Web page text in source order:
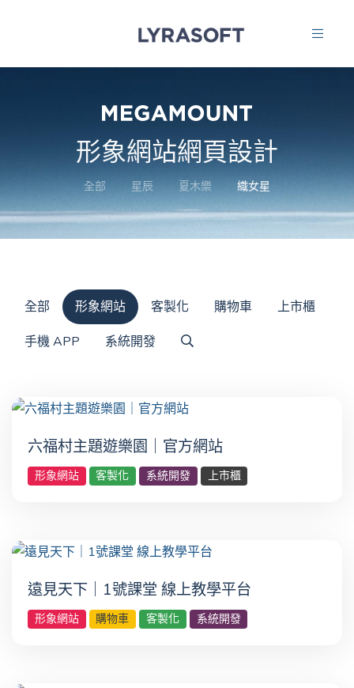
形象網站網頁設計
全部 星辰 夏木樂 織女星
全部 形象網站 客製化 購物車
上市櫃
手機 APP
系統開發
六福村主題遊樂園｜官方網站
形象網站 客製化 系統開發 上市櫃
遠見天下｜1號課堂 線上教學平台
形象網站 購物車 客製化 系統開發